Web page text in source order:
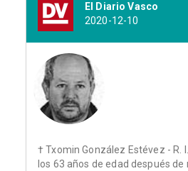
El Diario Vasco
2020-12-10
† Txomin González Estévez - R.
los 63 años de edad después